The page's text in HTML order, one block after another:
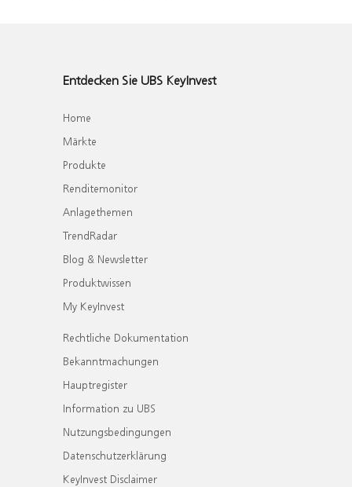
Entdecken Sie UBS KeyInvest
Home
Märkte
Produkte
Renditemonitor
Anlagethemen
TrendRadar
Blog & Newsletter
Produktwissen
My KeyInvest
Rechtliche Dokumentation
Bekanntmachungen
Hauptregister
Information zu UBS
Nutzungsbedingungen
Datenschutzerklärung
KeyInvest Disclaimer